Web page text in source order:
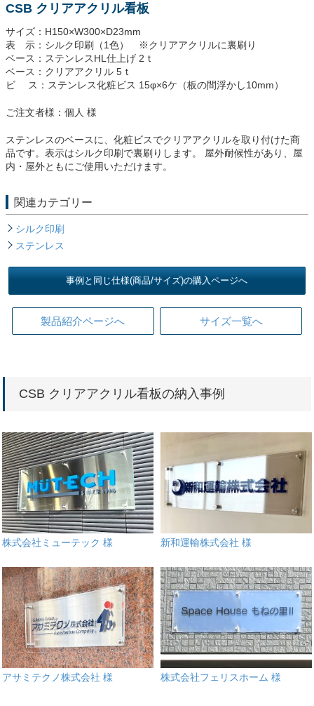
CSB クリアアクリル看板
サイズ：H150×W300×D23mm
表 示：シルク印刷（1色） ※クリアアクリルに裏刷り
ベース：ステンレスHL仕上げ 2ｔ
ベース：クリアアクリル 5ｔ
ビ ス：ステンレス化粧ビス 15φ×6ケ（板の間浮かし10mm）
ご注文者様：個人 様
ステンレスのベースに、化粧ビスでクリアアクリルを取り付けた商
品です。表示はシルク印刷で裏刷りします。 屋外耐候性があり、屋
内・屋外ともにご使用いただけます。
関連カテゴリー
シルク印刷
ステンレス
事例と同じ仕様(商品/サイズ)の購入ページへ
製品紹介ページへ サイズ一覧へ
CSB クリアアクリル看板の納入事例
株式会社ミューテック 様 新和運輸株式会社 様
アサミテクノ株式会社 様 株式会社フェリスホーム 様